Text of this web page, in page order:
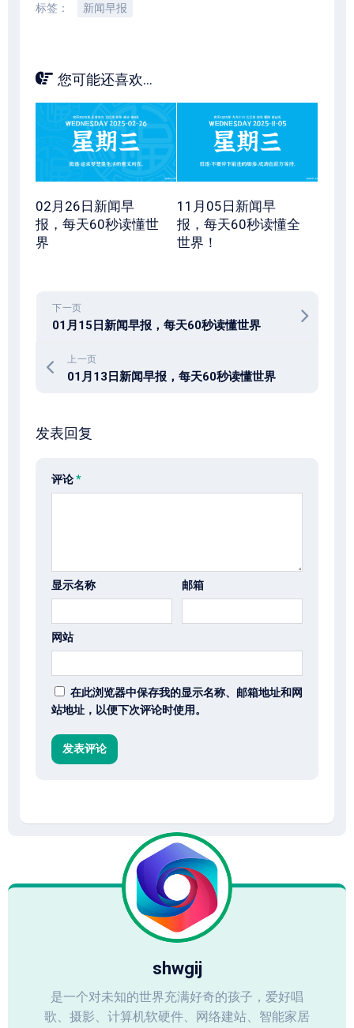
标签： 新闻早报
您可能还喜欢...
02月26日新闻早
报，每天60秒读懂世
界
11月05日新闻早
报，每天60秒读懂全
世界！
下一页
01月15日新闻早报，每天60秒读懂世界
上一页
01月13日新闻早报，每天60秒读懂世界
发表回复
评论*
显示名称 邮箱
网站
在此浏览器中保存我的显示名称、邮箱地址和网
站地址，以便下次评论时使用。
shwgij
是一个对未知的世界充满好奇的孩子，爱好唱
歌、摄影、计算机软硬件、网络建站、智能家居